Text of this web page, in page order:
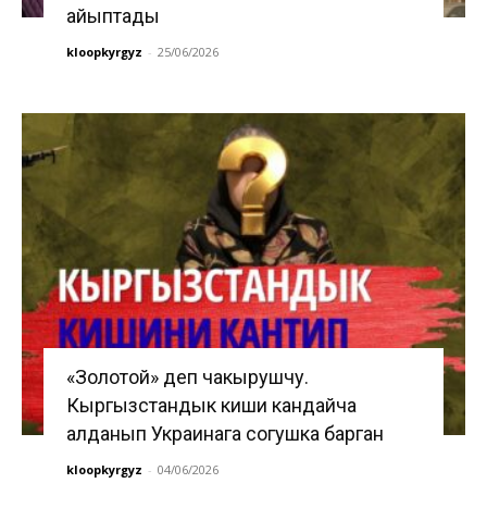
айыптады
kloopkyrgyz - 25/06/2026
«Золотой» деп чакырушчу.
Кыргызстандык киши кандайча
алданып Украинага согушка барган
kloopkyrgyz - 04/06/2026